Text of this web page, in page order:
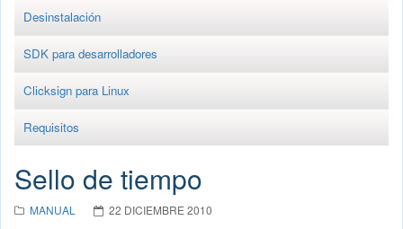
Desinstalación
SDK para desarrolladores
Clicksign para Linux
Requisitos
Sello de tiempo
MANUAL 22 DICIEMBRE 2010